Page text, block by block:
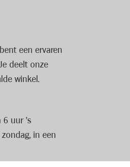
een ervaren
deelt onze
winkel.
uur ’s
in een